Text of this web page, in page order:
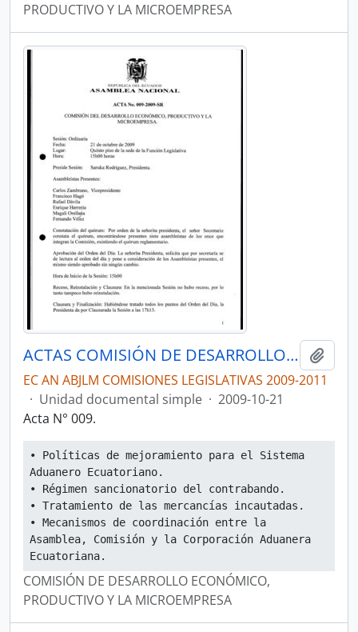
PRODUCTIVO Y LA MICROEMPRESA
ACTAS COMISIÓN DE DESARROLLO ECONÓMICO, PRODUCTIVO Y LA MICROEMPRESA
EC AN ABJLM COMISIONES LEGISLATIVAS 2009-2011
· Unidad documental simple · 2009-10-21
Acta N° 009.
• Políticas de mejoramiento para el Sistema
Aduanero Ecuatoriano.
• Régimen sancionatorio del contrabando.
• Tratamiento de las mercancías incautadas.
• Mecanismos de coordinación entre la
Asamblea, Comisión y la Corporación Aduanera
Ecuatoriana.
COMISIÓN DE DESARROLLO ECONÓMICO,
PRODUCTIVO Y LA MICROEMPRESA